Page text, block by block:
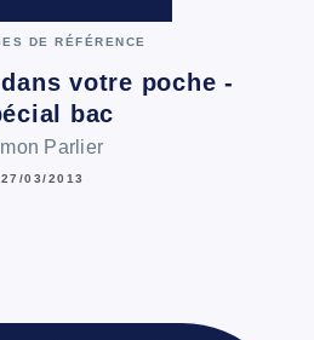
DE RÉFÉRENCE
votre poche -
bac
Parlier
27/03/2013